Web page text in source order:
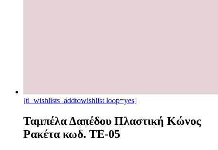
[ti_wishlists_addtowishlist loop=yes]
Ταμπέλα Δαπέδου Πλαστική Κώνος
Ρακέτα κωδ. TE-05